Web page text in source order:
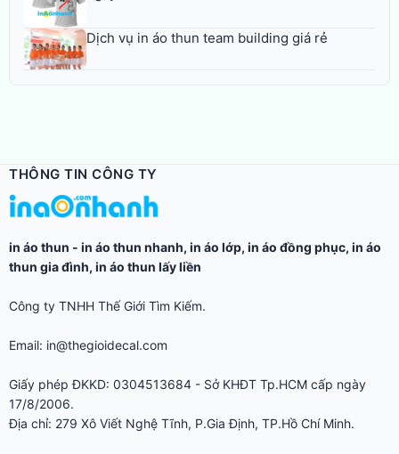
Dịch vụ in áo thun team building giá rẻ
THÔNG TIN CÔNG TY
in áo thun - in áo thun nhanh, in áo lớp, in áo đồng phục, in áo
thun gia đình, in áo thun lấy liền
Công ty TNHH Thế Giới Tìm Kiếm.
Email: in@thegioidecal.com
Giấy phép ĐKKD: 0304513684 - Sở KHĐT Tp.HCM cấp ngày
17/8/2006.
Địa chỉ: 279 Xô Viết Nghệ Tĩnh, P.Gia Định, TP.Hồ Chí Minh.